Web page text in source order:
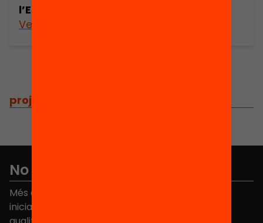
l’EstiuEnriquit. Diàlegs d’estiu 1
Veure’n més
projectes
No et perdis res
Més de 40.000 persones ja han triat Equitat. Rep
iniciatives, propostes i projectes per millorar la